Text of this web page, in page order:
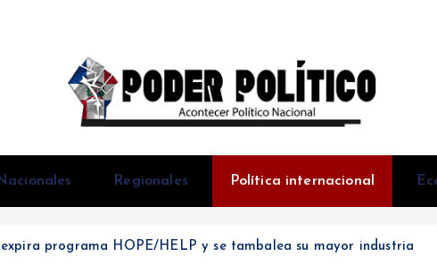
Nacionales Regionales Política internacional
programa HOPE/HELP y se tambalea su mayor industria